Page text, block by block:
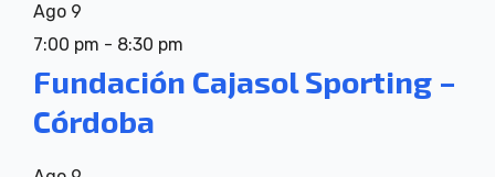
Ago 9
7:00 pm - 8:30 pm
Fundación Cajasol Sporting –
Córdoba